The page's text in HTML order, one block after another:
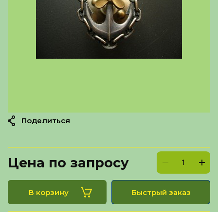
Цена по запросу
В корзину Быстрый заказ
Поделиться